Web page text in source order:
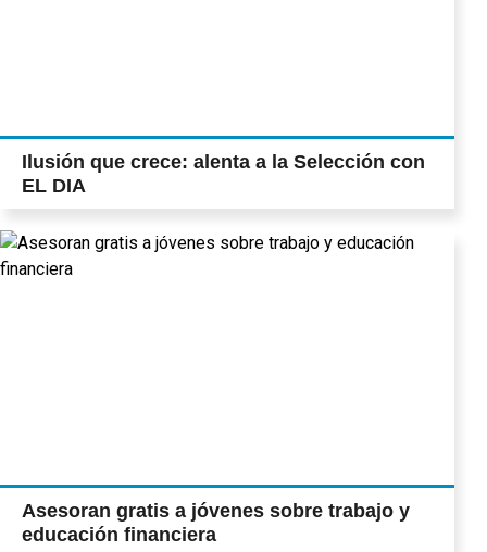
Ilusión que crece: alenta a la Selección con
EL DIA
Asesoran gratis a jóvenes sobre trabajo y
educación financiera